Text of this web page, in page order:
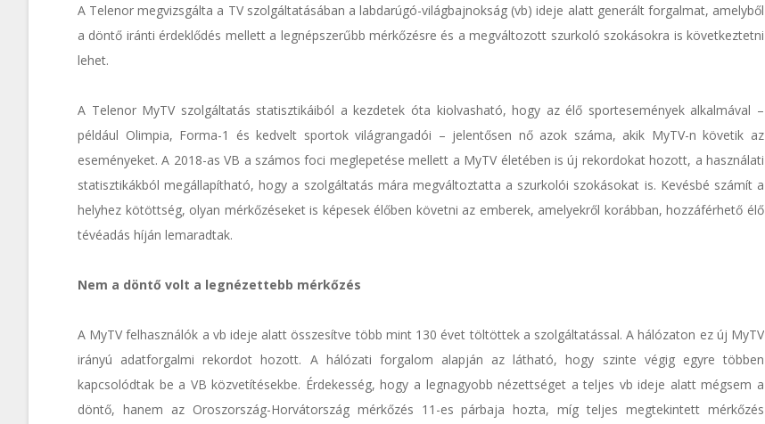
A Telenor megvizsgálta a TV szolgáltatásában a labdarúgó-világbajnokság (vb) ideje alatt generált forgalmat, amelyből
a döntő iránti érdeklődés mellett a legnépszerűbb mérkőzésre és a megváltozott szurkoló szokásokra is következtetni
lehet.
A Telenor MyTV szolgáltatás statisztikáiból a kezdetek óta kiolvasható, hogy az élő sportesemények alkalmával –
például Olimpia, Forma-1 és kedvelt sportok világrangadói – jelentősen nő azok száma, akik MyTV-n követik az
eseményeket. A 2018-as VB a számos foci meglepetése mellett a MyTV életében is új rekordokat hozott, a használati
statisztikákból megállapítható, hogy a szolgáltatás mára megváltoztatta a szurkolói szokásokat is. Kevésbé számít a
helyhez kötöttség, olyan mérkőzéseket is képesek élőben követni az emberek, amelyekről korábban, hozzáférhető élő
tévéadás híján lemaradtak.
Nem a döntő volt a legnézettebb mérkőzés
A MyTV felhasználók a vb ideje alatt összesítve több mint 130 évet töltöttek a szolgáltatással. A hálózaton ez új MyTV
irányú adatforgalmi rekordot hozott. A hálózati forgalom alapján az látható, hogy szinte végig egyre többen
kapcsolódtak be a VB közvetítésekbe. Érdekesség, hogy a legnagyobb nézettséget a teljes vb ideje alatt mégsem a
döntő, hanem az Oroszország-Horvátország mérkőzés 11-es párbaja hozta, míg teljes megtekintett mérkőzés